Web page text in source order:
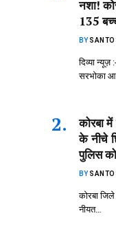
नशा!
135
BY
दिव्या
सरभोका
कोरबा
के नीचे
पुलिस
BY
कोरबा जिले
नीयत…